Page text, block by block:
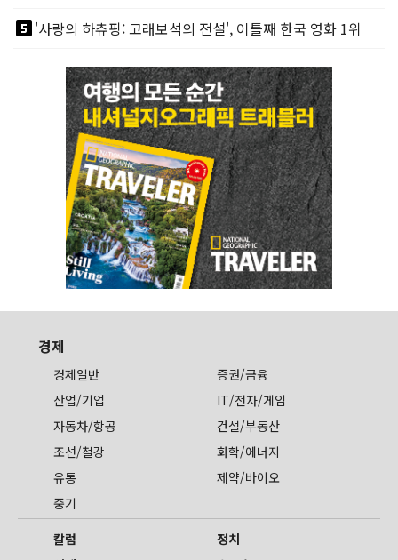
looks_5'사랑의 하츄핑: 고래보석의 전설', 이틀째 한국 영화 1위
경제
경제일반
증권/금융
산업/기업
IT/전자/게임
자동차/항공
건설/부동산
조선/철강
화학/에너지
유통
제약/바이오
중기
칼럼
정치